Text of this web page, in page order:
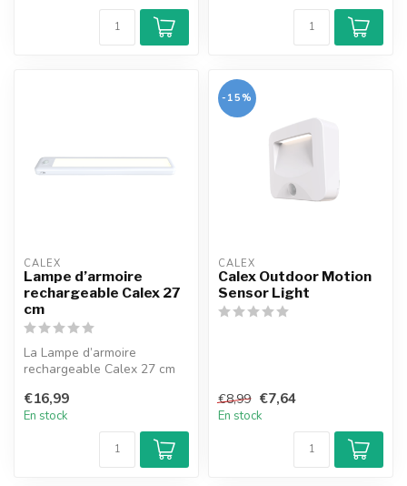
CALEX
Lampe d’armoire
rechargeable Calex 27
cm
La Lampe d’armoire
rechargeable Calex 27 cm
vos placards...
€16,99
En stock
-15%
CALEX
Calex Outdoor Motion
Sensor Light
€8,99 €7,64
En stock